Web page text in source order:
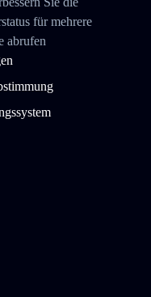
für mehrere
abrufen